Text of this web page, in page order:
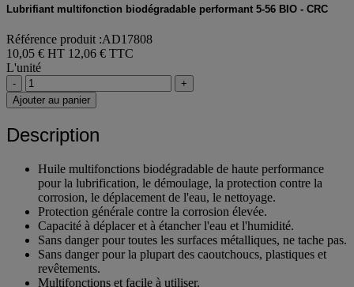
Lubrifiant multifonction biodégradable performant 5-56 BIO - CRC
Référence produit :AD17808
10,05 € HT 12,06 € TTC
L'unité
-
+
Ajouter au panier
Description
Huile multifonctions biodégradable de haute performance
pour la lubrification, le démoulage, la protection contre la
corrosion, le déplacement de l'eau, le nettoyage.
Protection générale contre la corrosion élevée.
Capacité à déplacer et à étancher l'eau et l'humidité.
Sans danger pour toutes les surfaces métalliques, ne tache pas.
Sans danger pour la plupart des caoutchoucs, plastiques et
revêtements.
Multifonctions et facile à utiliser.